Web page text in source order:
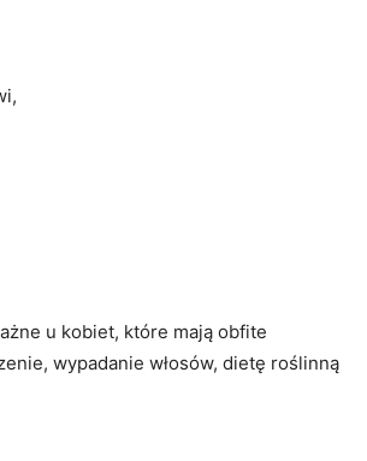
u kobiet, które mają obfite
wypadanie włosów, dietę roślinną